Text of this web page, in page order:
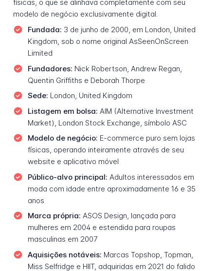
físicas, o que se alinhava completamente com seu
modelo de negócio exclusivamente digital.
Fundada: 3 de junho de 2000, em London, United
Kingdom, sob o nome original AsSeenOnScreen
Limited
Fundadores: Nick Robertson, Andrew Regan,
Quentin Griffiths e Deborah Thorpe
Sede: London, United Kingdom
Listagem em bolsa: AIM (Alternative Investment
Market), London Stock Exchange, símbolo ASC
Modelo de negócio: E-commerce puro sem lojas
físicas, operando inteiramente através de seu
website e aplicativo móvel
Público-alvo principal: Adultos interessados em
moda com idade entre aproximadamente 16 e 35
anos
Marca própria: ASOS Design, lançada para
mulheres em 2004 e estendida para roupas
masculinas em 2007
Aquisições notáveis: Marcas Topshop, Topman,
Miss Selfridge e HIIT, adquiridas em 2021 do falido